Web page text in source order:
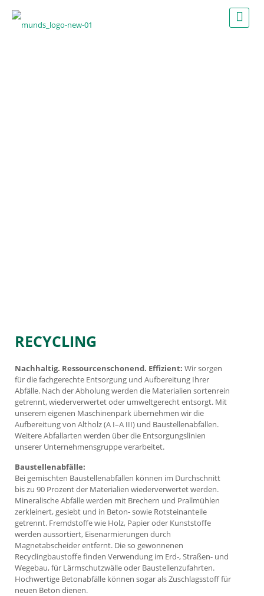
RECYCLING
Nachhaltig. Ressourcenschonend. Effizient: Wir sorgen
für die fachgerechte Entsorgung und Aufbereitung Ihrer
Abfälle. Nach der Abholung werden die Materialien sortenrein
getrennt, wiederverwertet oder umweltgerecht entsorgt. Mit
unserem eigenen Maschinenpark übernehmen wir die
Aufbereitung von Altholz (A I–A III) und Baustellenabfällen.
Weitere Abfallarten werden über die Entsorgungslinien
unserer Unternehmensgruppe verarbeitet.
Baustellenabfälle:
Bei gemischten Baustellenabfällen können im Durchschnitt
bis zu 90 Prozent der Materialien wiederverwertet werden.
Mineralische Abfälle werden mit Brechern und Prallmühlen
zerkleinert, gesiebt und in Beton- sowie Rotsteinanteile
getrennt. Fremdstoffe wie Holz, Papier oder Kunststoffe
werden aussortiert, Eisenarmierungen durch
Magnetabscheider entfernt. Die so gewonnenen
Recyclingbaustoffe finden Verwendung im Erd-, Straßen- und
Wegebau, für Lärmschutzwälle oder Baustellenzufahrten.
Hochwertige Betonabfälle können sogar als Zuschlagsstoff für
neuen Beton dienen.